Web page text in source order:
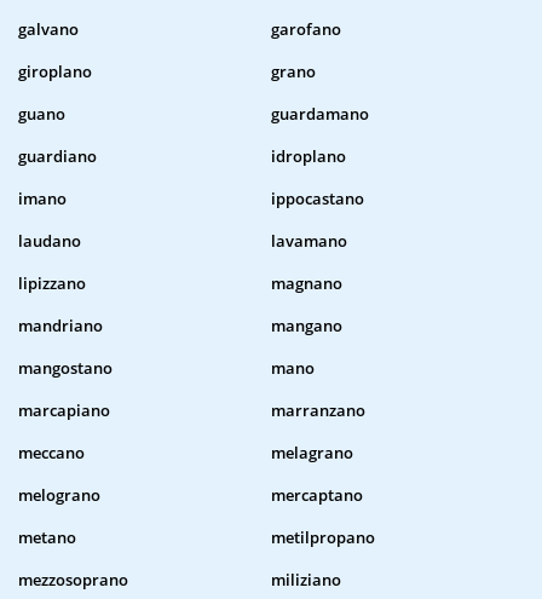
galvano
garofano
giroplano
grano
guano
guardamano
guardiano
idroplano
imano
ippocastano
laudano
lavamano
lipizzano
magnano
mandriano
mangano
mangostano
mano
marcapiano
marranzano
meccano
melagrano
melograno
mercaptano
metano
metilpropano
mezzosoprano
miliziano